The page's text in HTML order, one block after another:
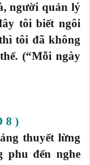
người quản lý
tôi biết ngôi
tôi đã không
(“Mỗi ngày
8 )
thuyết lừng
phu đến nghe